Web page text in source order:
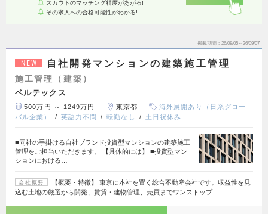
スカウトのマッチング精度があがる!
その求人への合格可能性がわかる!
掲載期間 26/08/05～26/09/07
NEW 自社開発マンションの建築施工管理
施工管理（建築）
ベルテックス
500万円 ～ 1249万円 東京都
海外展開あり（日系グロー
バル企業）
英語力不問 転勤なし 土日祝休み
■同社の手掛ける自社ブランド投資型マンションの建築施工
管理をご担当いただきます。 【具体的には】 ■投資型マン
ションにおける…
会社概要
【概要・特徴】 東京に本社を置く総合不動産会社です。収益性を見
込む土地の厳選から開発、賃貸・建物管理、売買までワンストップ…